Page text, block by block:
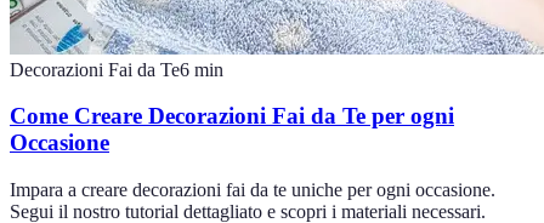
Decorazioni Fai da Te6 min
Come Creare Decorazioni Fai da Te per ogni
Occasione
Impara a creare decorazioni fai da te uniche per ogni occasione.
Segui il nostro tutorial dettagliato e scopri i materiali necessari.